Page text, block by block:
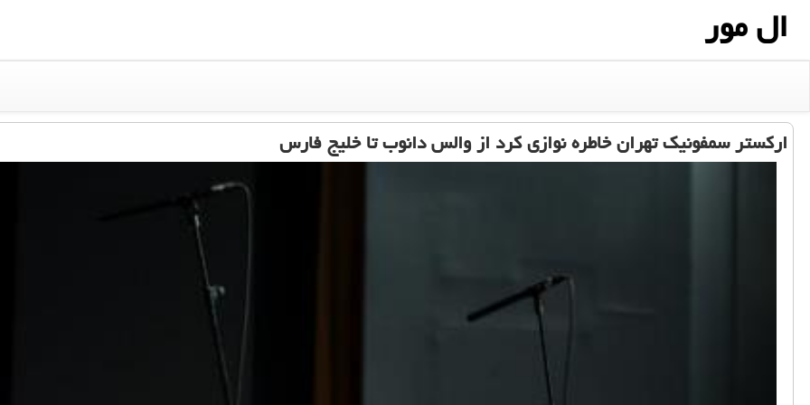
ال مور
ارکستر سمفونیک تهران خاطره نوازی کرد از والس دانوب تا خلیج فارس